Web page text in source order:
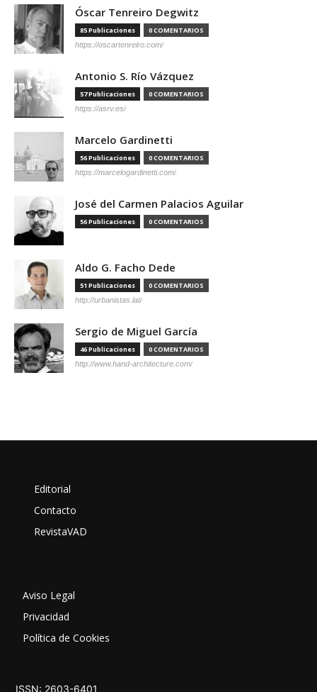
Óscar Tenreiro Degwitz
85 Publicaciones 0 COMENTARIOS
https://oscartenreiro.com/
Antonio S. Río Vázquez
57 Publicaciones 0 COMENTARIOS
https://asrv.es/
Marcelo Gardinetti
56 Publicaciones 0 COMENTARIOS
https://marcelogardinetti.com/
José del Carmen Palacios Aguilar
56 Publicaciones 0 COMENTARIOS
Aldo G. Facho Dede
51 Publicaciones 0 COMENTARIOS
http://urbanistas.lat/
Sergio de Miguel García
46 Publicaciones 0 COMENTARIOS
http://www.hand-architecture.com/
Editorial
Contacto
RevistaVAD
Aviso Legal
Privacidad
Política de Cookies
ISSN: 2603-6401